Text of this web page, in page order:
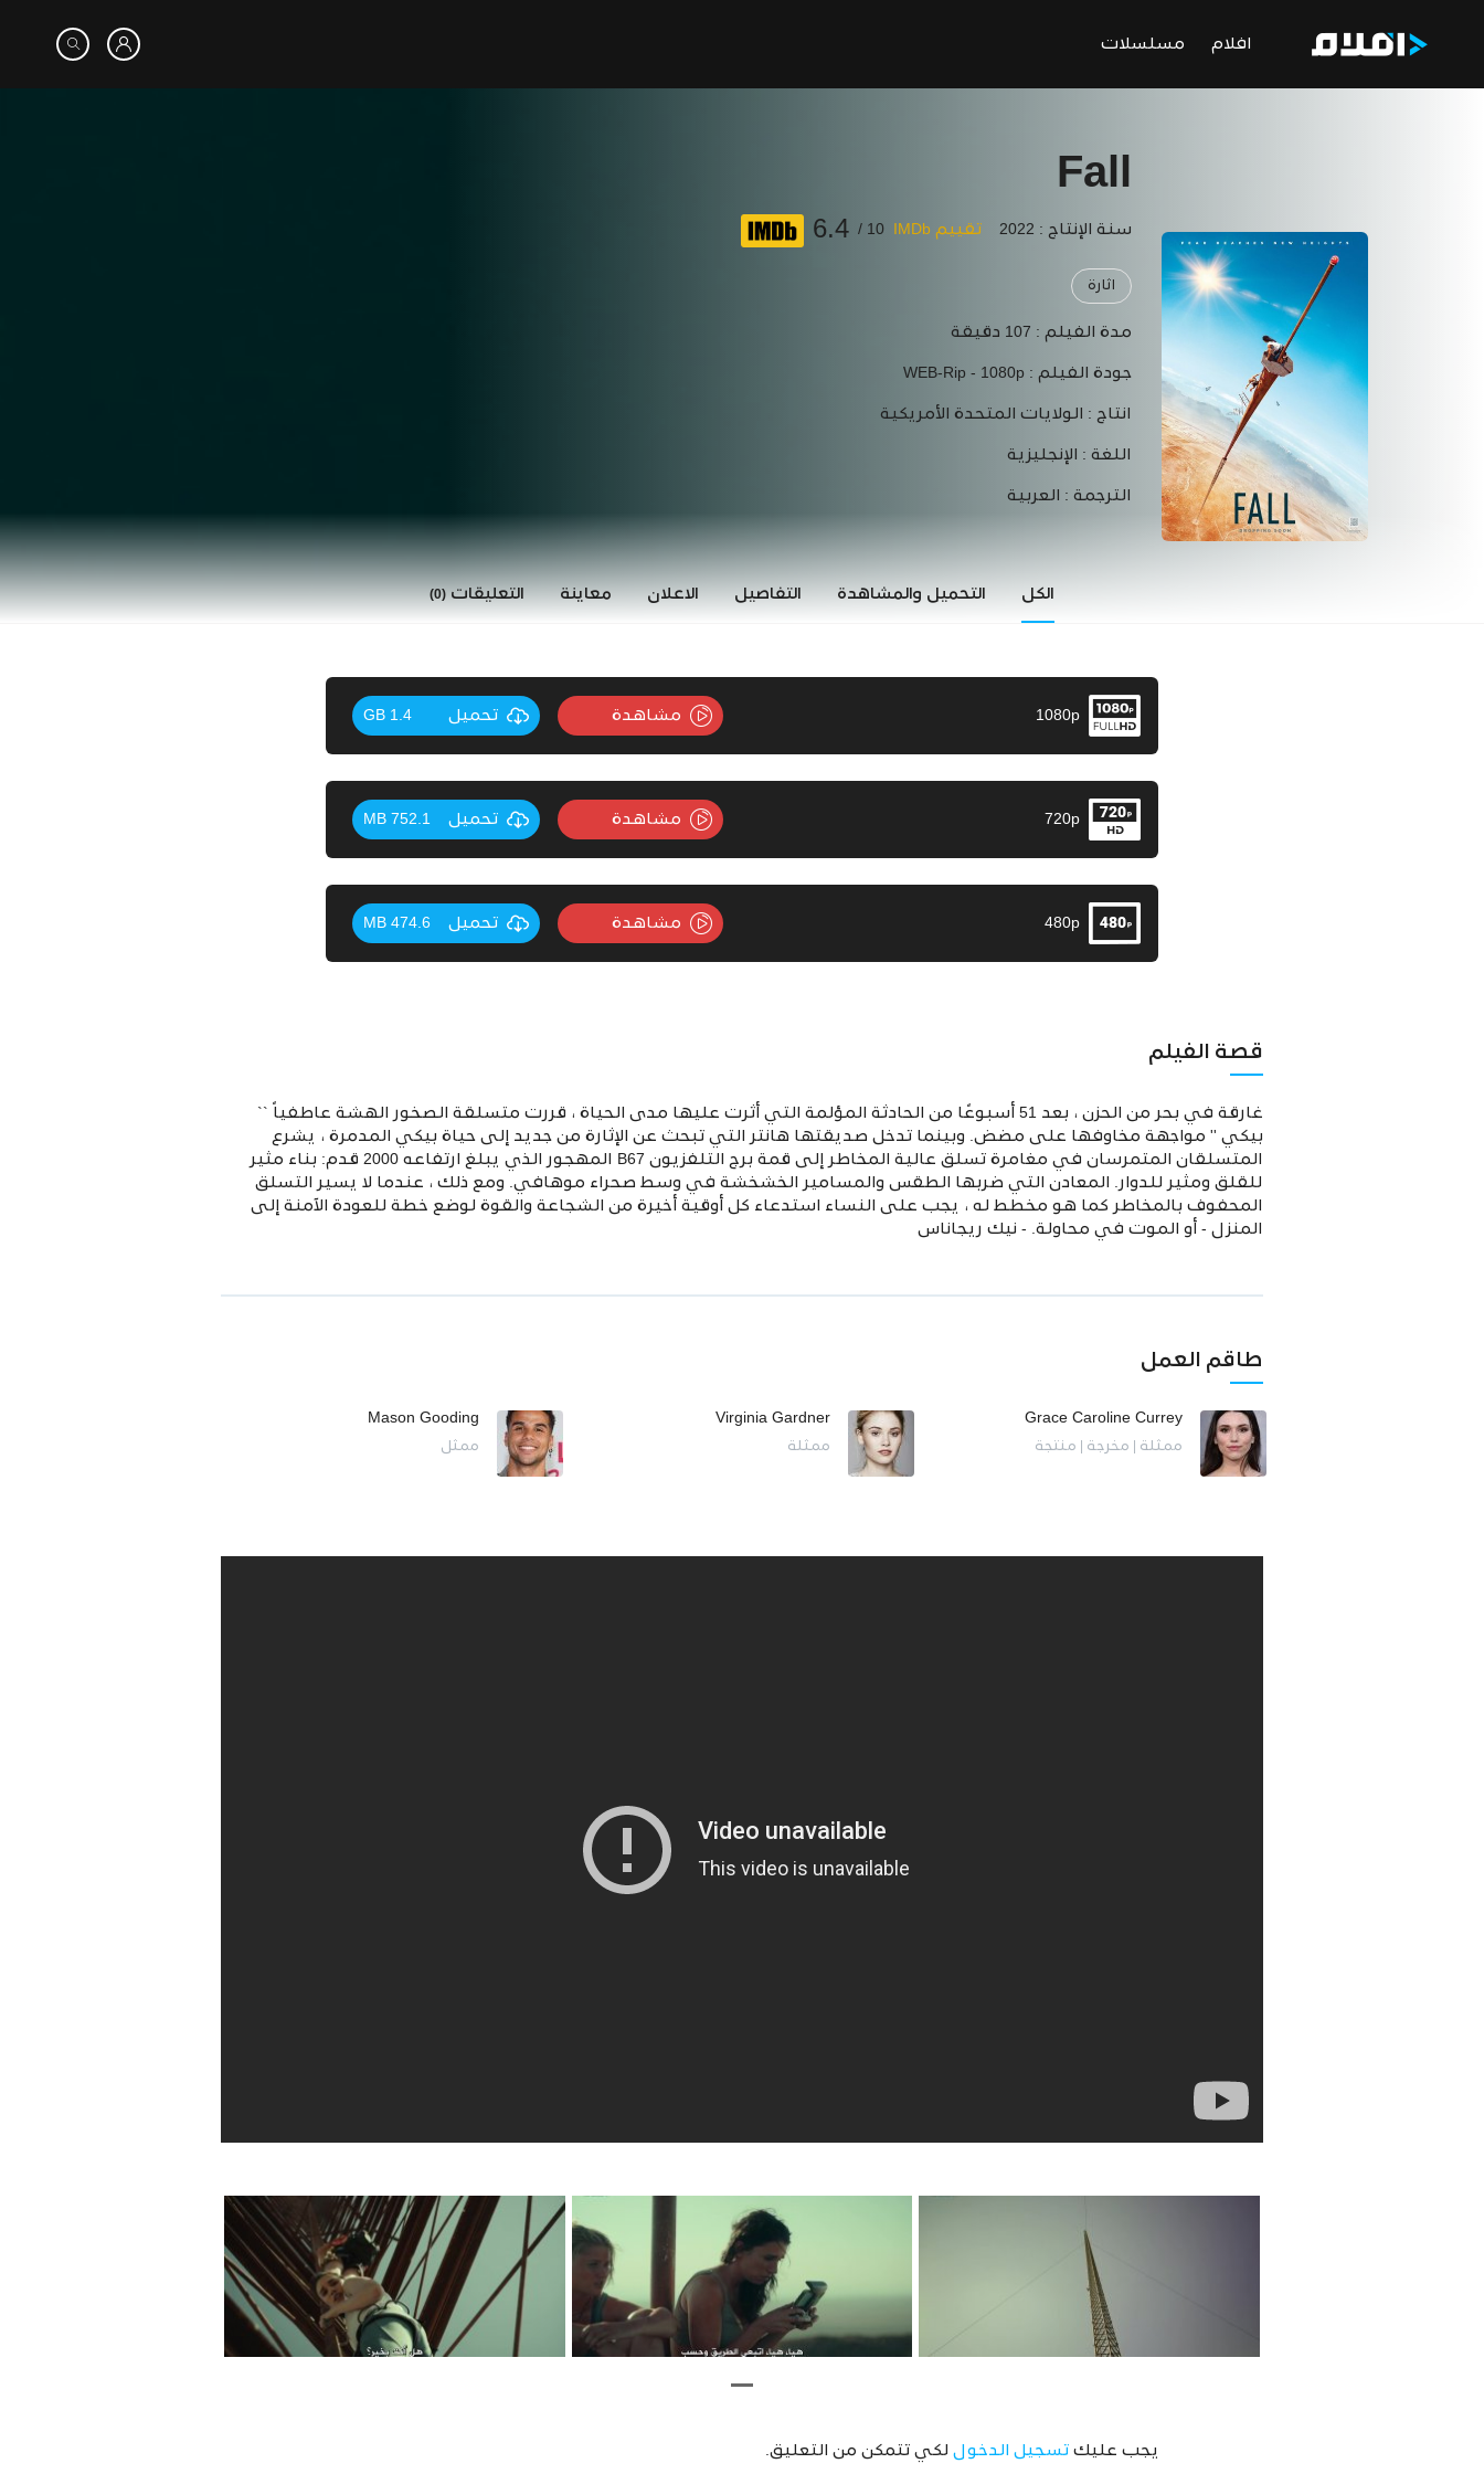
افلام مسلسلات
Fall
سنة الإنتاج : 2022 تقييم IMDb 10 /
6.4
اثارة
مدة الفيلم : 107 دقيقة
جودة الفيلم : WEB-Rip - 1080p
انتاج : الولايات المتحدة الأمريكية
اللغة : الإنجليزية
الترجمة : العربية
الكل التحميل والمشاهدة التفاصيل الاعلان معاينة التعليقات (0)
1080p مشاهدة تحميل 1.4 GB
720p مشاهدة تحميل 752.1 MB
480p مشاهدة تحميل 474.6 MB
قصة الفيلم
غارقة في بحر من الحزن ، بعد 51 أسبوعًا من الحادثة المؤلمة التي أثرت عليها مدى الحياة ، قررت متسلقة الصخور الهشة عاطفياً ``
بيكي '' مواجهة مخاوفها على مضض. وبينما تدخل صديقتها هانتر التي تبحث عن الإثارة من جديد إلى حياة بيكي المدمرة ، يشرع
المتسلقان المتمرسان في مغامرة تسلق عالية المخاطر إلى قمة برج التلفزيون B67 المهجور الذي يبلغ ارتفاعه 2000 قدم: بناء مثير
للقلق ومثير للدوار. المعادن التي ضربها الطقس والمسامير الخشخشة في وسط صحراء موهافي. ومع ذلك ، عندما لا يسير التسلق
المحفوف بالمخاطر كما هو مخطط له ، يجب على النساء استدعاء كل أوقية أخيرة من الشجاعة والقوة لوضع خطة للعودة الآمنة إلى
المنزل - أو الموت في محاولة. - نيك ريجاناس
طاقم العمل
Grace Caroline Currey
ممثلة | مخرجة | منتجة
Virginia Gardner
ممثلة
Mason Gooding
ممثل
يجب عليك تسجيل الدخول لكي تتمكن من التعليق.